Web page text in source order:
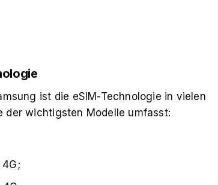
ist die eSIM-Technologie in vielen
der wichtigsten Modelle umfasst: